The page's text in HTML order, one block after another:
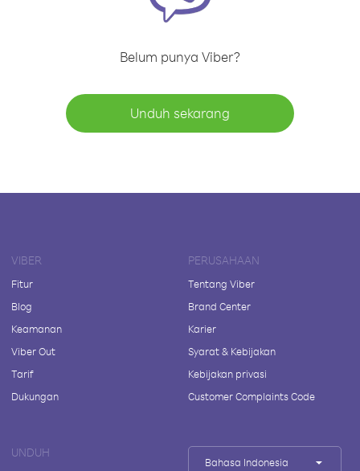
Belum punya Viber?
Unduh sekarang
VIBER
Fitur
Blog
Keamanan
Viber Out
Tarif
Dukungan
PERUSAHAAN
Tentang Viber
Brand Center
Karier
Syarat & Kebijakan
Kebijakan privasi
Customer Complaints Code
UNDUH
Bahasa Indonesia